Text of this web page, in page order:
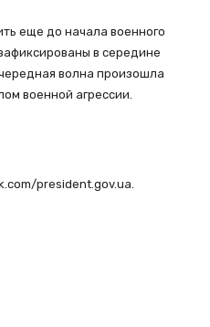
еще до начала военного
в середине
волна произошла
военной агрессии.
president.gov.ua.